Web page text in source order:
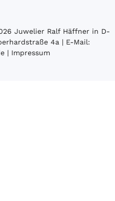
Juwelier Ralf Häffner in D-
4a | E-Mail:
|Impressum